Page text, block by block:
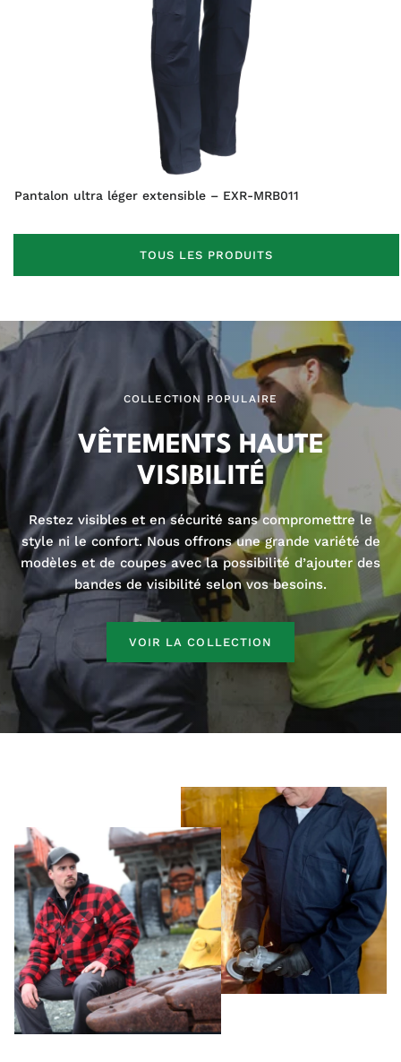
Pantalon ultra léger extensible – EXR-MRB011
TOUS LES PRODUITS
COLLECTION POPULAIRE
VÊTEMENTS HAUTE
VISIBILITÉ
Restez visibles et en sécurité sans compromettre le
style ni le confort. Nous offrons une grande variété de
modèles et de coupes avec la possibilité d’ajouter des
bandes de visibilité selon vos besoins.
VOIR LA COLLECTION